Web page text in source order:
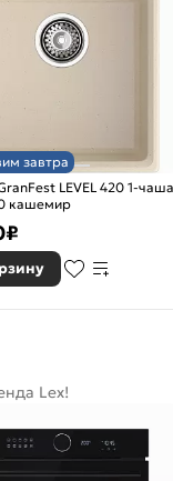
завтра
LEVEL 420 1-чаша
кашемир
₽
Lex!